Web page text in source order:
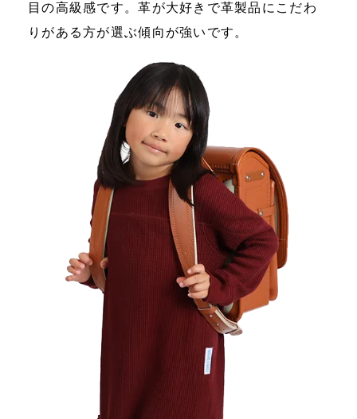
目の高級感です。革が大好きで革製品にこだわ
りがある方が選ぶ傾向が強いです。